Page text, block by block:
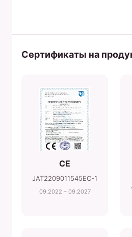
Сертификаты на
CE
JAT2209011545EC-1
09.2022 – 09.2027